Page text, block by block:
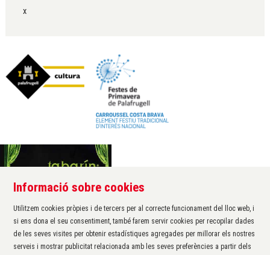
x
Àrea de cultura de l'Ajuntament de Palafrugell
Carrer Santa Margarida, 1
17200 Palafrugell
972 611 172 ·
cultura@palafrugell.cat
Informació sobre cookies
Utilitzem cookies pròpies i de tercers per al correcte funcionament del lloc web, i
si ens dona el seu consentiment, també farem servir cookies per recopilar dades
de les seves visites per obtenir estadístiques agregades per millorar els nostres
serveis i mostrar publicitat relacionada amb les seves preferències a partir dels